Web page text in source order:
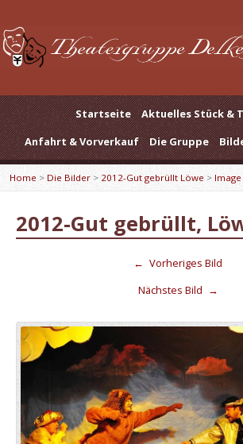
Startseite
Aktuelles Stück &
Anfahrt & Vorverkauf
Die Gruppe
Home > Die Bilder> 2012-Gut gebrüllt Löwe>
2012-Gut gebrüllt,
← Vorheriges Bild
Nächstes Bild →